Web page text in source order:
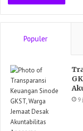
Populer
9